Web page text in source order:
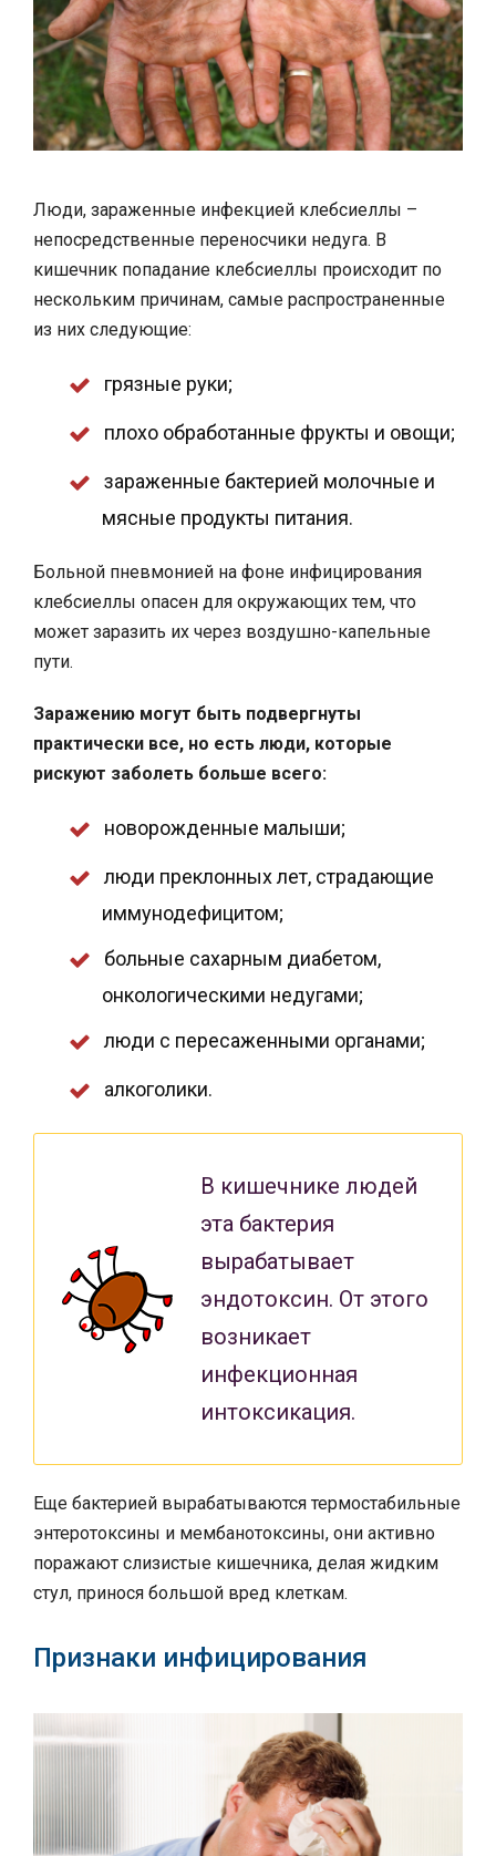
Люди, зараженные инфекцией клебсиеллы –
непосредственные переносчики недуга. В
кишечник попадание клебсиеллы происходит по
нескольким причинам, самые распространенные
из них следующие:
грязные руки;
плохо обработанные фрукты и овощи;
зараженные бактерией молочные и
мясные продукты питания.
Больной пневмонией на фоне инфицирования
клебсиеллы опасен для окружающих тем, что
может заразить их через воздушно-капельные
пути.
Заражению могут быть подвергнуты
практически все, но есть люди, которые
рискуют заболеть больше всего:
новорожденные малыши;
люди преклонных лет, страдающие
иммунодефицитом;
больные сахарным диабетом,
онкологическими недугами;
люди с пересаженными органами;
алкоголики.
В кишечнике людей
эта бактерия
вырабатывает
эндотоксин. От этого
возникает
инфекционная
интоксикация.
Еще бактерией вырабатываются термостабильные
энтеротоксины и мембанотоксины, они активно
поражают слизистые кишечника, делая жидким
стул, принося большой вред клеткам.
Признаки инфицирования